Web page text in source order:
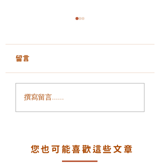
面部鬆弛、輪廓模糊、
留言
撰寫留言......
您也可能喜歡這些文章